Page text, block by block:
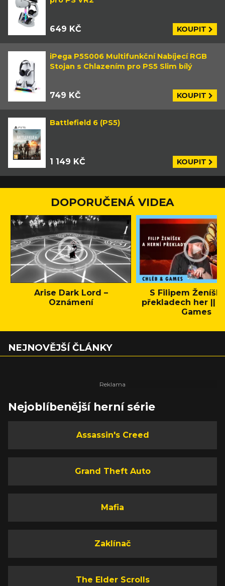
649 KČ KOUPIT
iPega P5S006 Multifunkční Nabíjecí RGB
Stojan s Chlazením pro PS5 Slim bílý
749 KČ KOUPIT
Battlefield 6 (PS5)
1 149 KČ KOUPIT
DOPORUČENÁ VIDEA
Arise Dark Lord –
Oznámení
S Filipem
překladech her ||
Games
NEJNOVĚJŠÍ ČLÁNKY
Nejoblíbenější herní série
Assassin's Creed
Grand Theft Auto
Mafia
Zaklínač
The Elder Scrolls